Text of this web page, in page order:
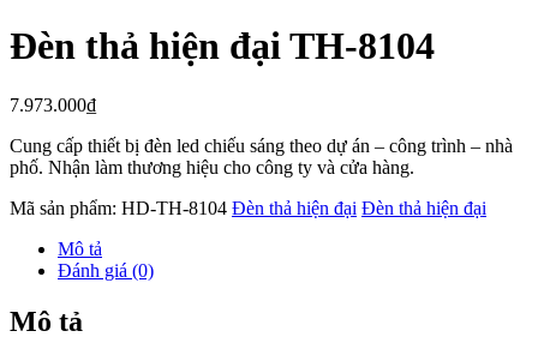
Đèn thả hiện đại TH-8104
7.973.000₫
Cung cấp thiết bị đèn led chiếu sáng theo dự án – công trình – nhà
phố. Nhận làm thương hiệu cho công ty và cửa hàng.
Mã sản phẩm: HD-TH-8104 Đèn thả hiện đại Đèn thả hiện đại
Mô tả
Đánh giá (0)
Mô tả